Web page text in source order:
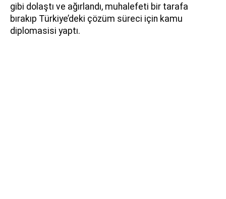
gibi dolaştı ve ağırlandı, muhalefeti bir tarafa
bırakıp Türkiye’deki çözüm süreci için kamu
diplomasisi yaptı.